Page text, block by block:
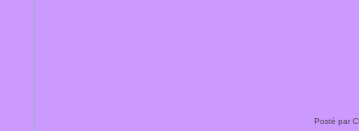
Posté par